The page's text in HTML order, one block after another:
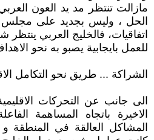
مازالت تنتظر مد يد العون
الحل ، وليس بجديد على مجلس
اتفاقيات، فالخليج العربي ينتظر
للعمل بايجابية يصبو به نحو
الشراكة ... طريق نحو التكامل
الى جانب عن التحركات
الاخيرة باتجاه المساهمة
المشاكل العالقة في المنطقة